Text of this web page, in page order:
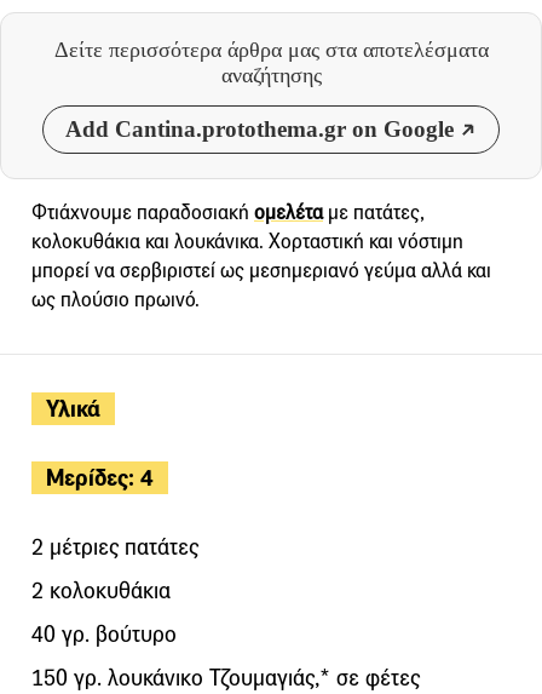
Δείτε περισσότερα άρθρα μας στα αποτελέσματα
αναζήτησης
Add Cantina.protothema.gr on Google
Υλικά
Μερίδες: 4
2 μέτριες πατάτες
2 κολοκυθάκια
40 γρ. βούτυρο
150 γρ. λουκάνικο Τζουμαγιάς,* σε φέτες
Φτιάχνουμε παραδοσιακή ομελέταμε πατάτες,
κολοκυθάκια και λουκάνικα. Χορταστική και νόστιμη
μπορεί να σερβιριστεί ως μεσημεριανό γεύμα αλλά και
ως πλούσιο πρωινό.